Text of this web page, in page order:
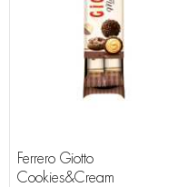
Ferrero Giotto
Cookies&Cream